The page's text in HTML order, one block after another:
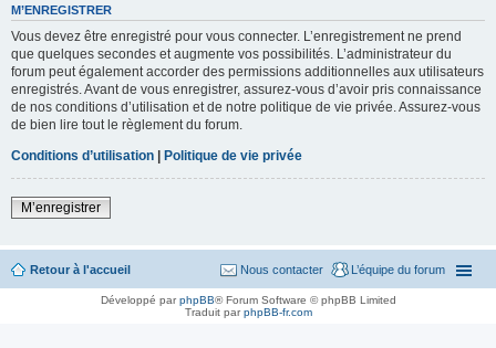
M’ENREGISTRER
Vous devez être enregistré pour vous connecter. L’enregistrement ne prend
que quelques secondes et augmente vos possibilités. L’administrateur du
forum peut également accorder des permissions additionnelles aux utilisateurs
enregistrés. Avant de vous enregistrer, assurez-vous d’avoir pris connaissance
de nos conditions d’utilisation et de notre politique de vie privée. Assurez-vous
de bien lire tout le règlement du forum.
Conditions d’utilisation | Politique de vie privée
M’enregistrer
Retour à l'accueil L’équipe du forum
Nous contacter
Développé parphpBB® Forum Software © phpBB Limited
Traduit parphpBB-fr.com